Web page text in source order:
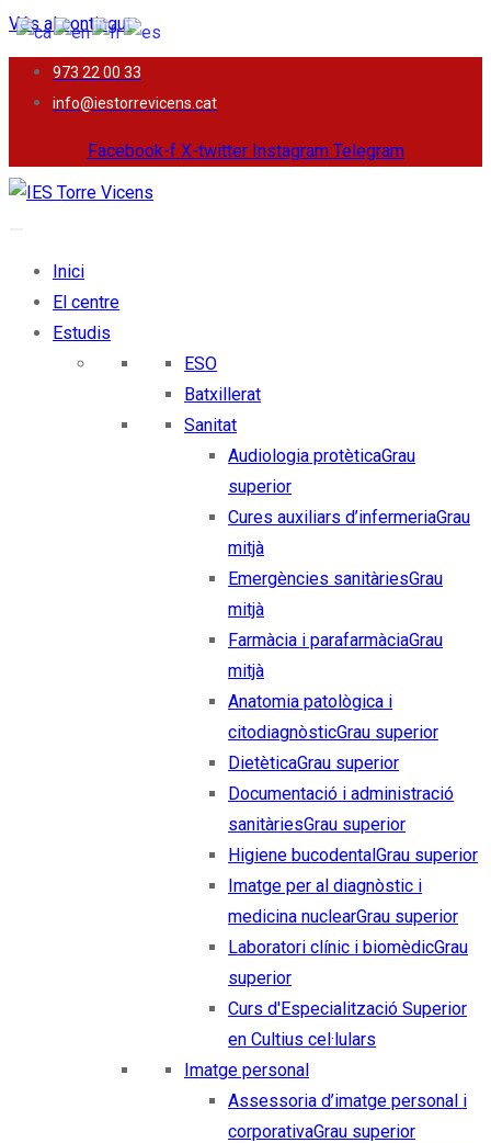
Vés al contingut
973 22 00 33
info@iestorrevicens.cat
Facebook-f X-twitter Instagram Telegram
Inici
El centre
Estudis
ESO
Batxillerat
Sanitat
Audiologia protèticaGrau
superior
Cures auxiliars d’infermeriaGrau
mitjà
Emergències sanitàriesGrau
mitjà
Farmàcia i parafarmàciaGrau
mitjà
Anatomia patològica i
citodiagnòsticGrau superior
DietèticaGrau superior
Documentació i administració
sanitàriesGrau superior
Higiene bucodentalGrau superior
Imatge per al diagnòstic i
medicina nuclearGrau superior
Laboratori clínic i biomèdicGrau
superior
Curs d'Especialització Superior
en Cultius cel·lulars
Imatge personal
Assessoria d’imatge personal i
corporativaGrau superior